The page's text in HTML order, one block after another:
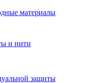
материалы
и нити
защиты